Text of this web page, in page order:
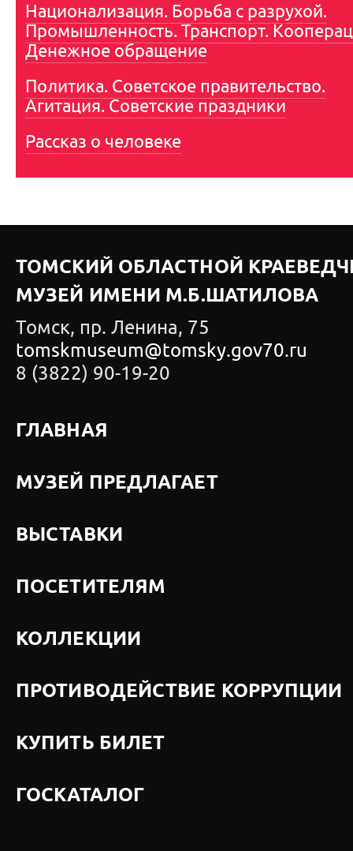
Национализация. Борьба с разрухой.
Промышленность. Транспорт.
Денежное обращение
Политика. Советское правительство.
Агитация. Советские праздники
Рассказ о человеке
ТОМСКИЙ ОБЛАСТНОЙ
МУЗЕЙ ИМЕНИ М.Б.ШАТИЛОВА
Томск, пр. Ленина, 75
tomskmuseum@tomsky.gov70.ru
8 (3822) 90-19-20
ГЛАВНАЯ
МУЗЕЙ ПРЕДЛАГАЕТ
ВЫСТАВКИ
ПОСЕТИТЕЛЯМ
КОЛЛЕКЦИИ
ПРОТИВОДЕЙСТВИЕ КОРРУПЦИИ
КУПИТЬ БИЛЕТ
ГОСКАТАЛОГ